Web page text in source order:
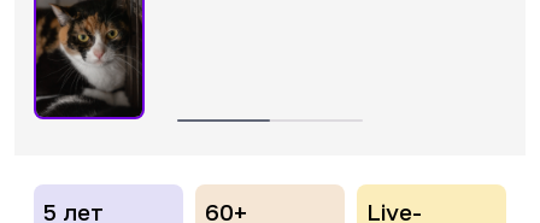
5 лет
60+
Live-